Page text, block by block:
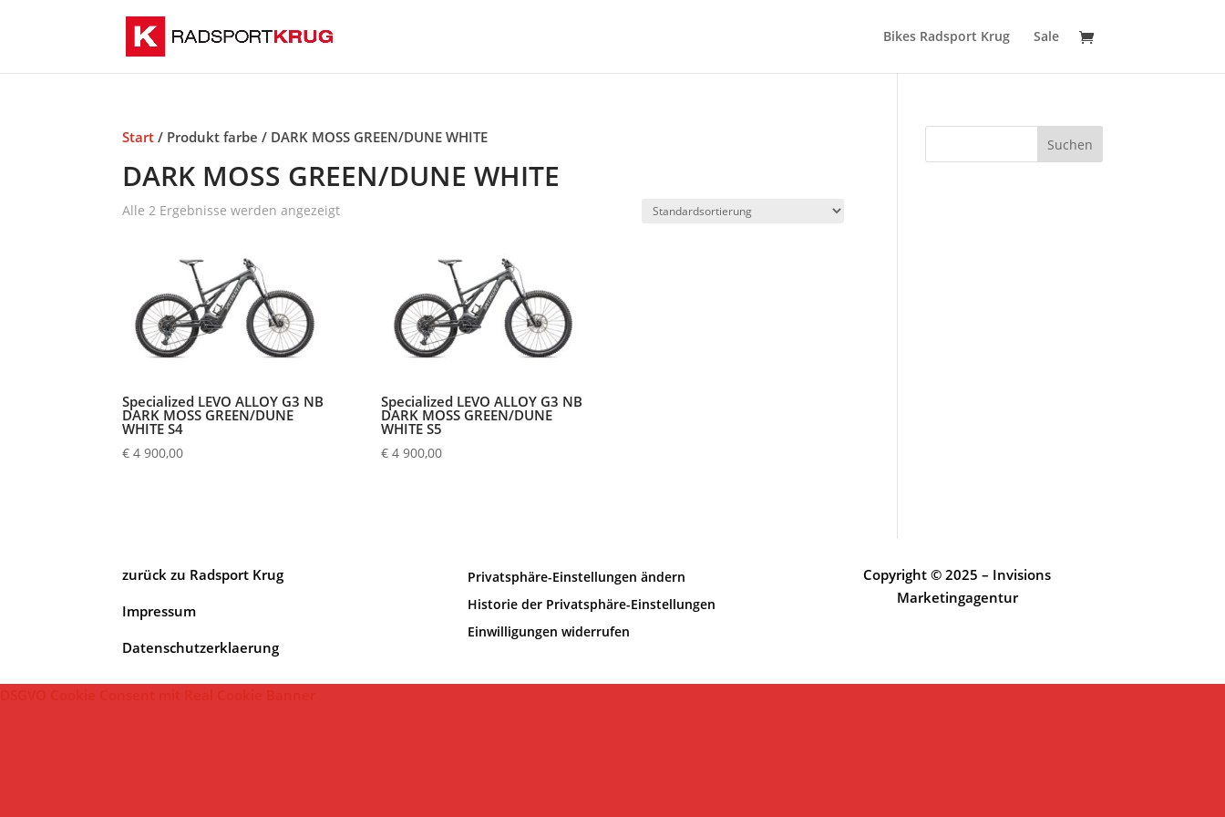
Bikes Radsport Krug Sale
Start / Produkt farbe / DARK MOSS GREEN/DUNE WHITE
DARK MOSS GREEN/DUNE WHITE
Alle 2 Ergebnisse werden angezeigt
Specialized LEVO ALLOY G3 NB
DARK MOSS GREEN/DUNE
WHITE S4
€ 4 900,00
Specialized LEVO ALLOY G3 NB
DARK MOSS GREEN/DUNE
WHITE S5
€4 900,00
Suchen
zurück zu Radsport Krug
Impressum
Datenschutzerklaerung
Privatsphäre-Einstellungen ändern
Historie der Privatsphäre-Einstellungen
Einwilligungen widerrufen
Copyright © 2025 – Invisions
Marketingagentur
DSGVO Cookie Consent mit Real Cookie Banner